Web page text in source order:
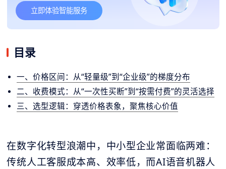
立即体验智能服务
目录
一、价格区间：从“轻量级”到“企业级”的梯度分布
二、收费模式：从“一次性买断”到“按需付费”的灵活选择
三、选型逻辑：穿透价格表象，聚焦核心价值
在数字化转型浪潮中，中小型企业常面临两难：
传统人工客服成本高、效率低，而AI语音机器人